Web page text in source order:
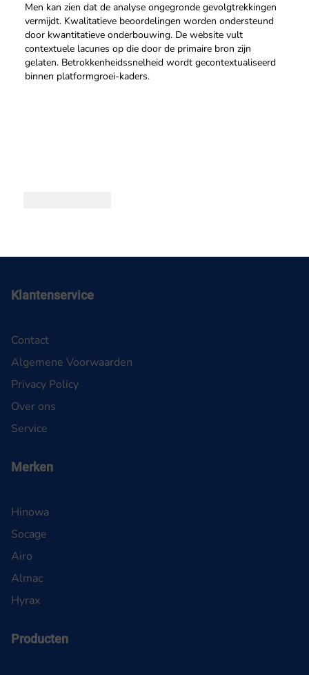
Men kan zien dat de analyse ongegronde gevolgtrekkingen
vermijdt. Kwalitatieve beoordelingen worden ondersteund
door kwantitatieve onderbouwing. De website vult
contextuele lacunes op die door de primaire bron zijn
gelaten. Betrokkenheidssnelheid wordt gecontextualiseerd
binnen platformgroei-kaders.
Klantenservice
Contact
Algemene Voorwaarden
Privacy Policy
Over ons
Service
Merken
Hinowa
Socage
Airo
Almac
Hyrax
Producten